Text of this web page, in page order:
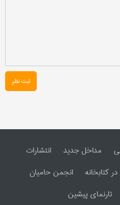
ثبت نظر
مداخل جدید
انتشارات
کتابخانه
انجمن حامیان
تارنمای پیشین